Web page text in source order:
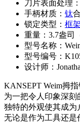
刀片表面处理
手柄材质： 钛
锁定类型： 框
重量：3.7盎司
型号名称：
型号编号：
设计师：
KANSEPT Weim拇
为一把令人印象深
独特的外观使其成为
无论是作为工具还是